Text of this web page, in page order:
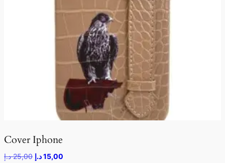
Cover Iphone
25,00 د.إ 15,00د.إ